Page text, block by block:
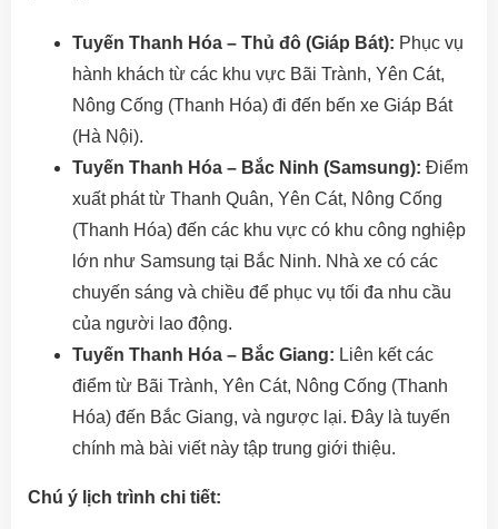
Tuyến Thanh Hóa – Thủ đô (Giáp Bát): Phục vụ
hành khách từ các khu vực Bãi Trành, Yên Cát,
Nông Cống (Thanh Hóa) đi đến bến xe Giáp Bát
(Hà Nội).
Tuyến Thanh Hóa – Bắc Ninh (Samsung): Điểm
xuất phát từ Thanh Quân, Yên Cát, Nông Cống
(Thanh Hóa) đến các khu vực có khu công nghiệp
lớn như Samsung tại Bắc Ninh. Nhà xe có các
chuyến sáng và chiều để phục vụ tối đa nhu cầu
của người lao động.
Tuyến Thanh Hóa – Bắc Giang: Liên kết các
điểm từ Bãi Trành, Yên Cát, Nông Cống (Thanh
Hóa) đến Bắc Giang, và ngược lại. Đây là tuyến
chính mà bài viết này tập trung giới thiệu.
Chú ý lịch trình chi tiết: